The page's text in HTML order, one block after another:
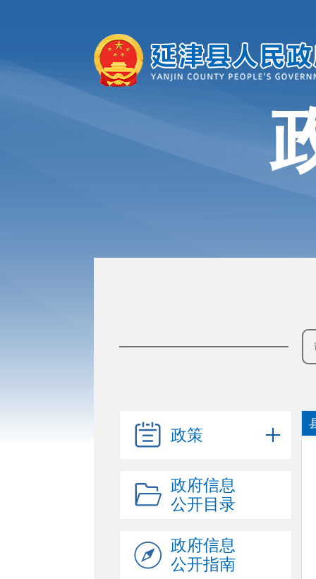
政策
政府信息
公开目录
政府信息
公开指南